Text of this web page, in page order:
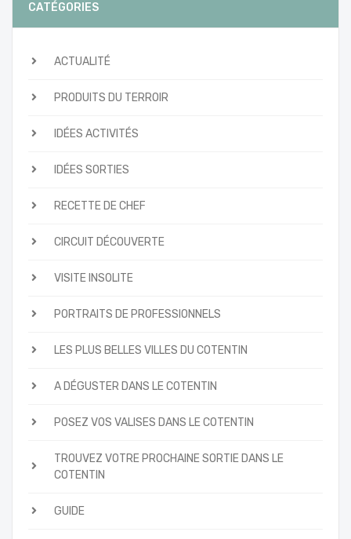
CATÉGORIES
ACTUALITÉ
PRODUITS DU TERROIR
IDÉES ACTIVITÉS
IDÉES SORTIES
RECETTE DE CHEF
CIRCUIT DÉCOUVERTE
VISITE INSOLITE
PORTRAITS DE PROFESSIONNELS
LES PLUS BELLES VILLES DU COTENTIN
A DÉGUSTER DANS LE COTENTIN
POSEZ VOS VALISES DANS LE COTENTIN
TROUVEZ VOTRE PROCHAINE SORTIE DANS LE
COTENTIN
GUIDE